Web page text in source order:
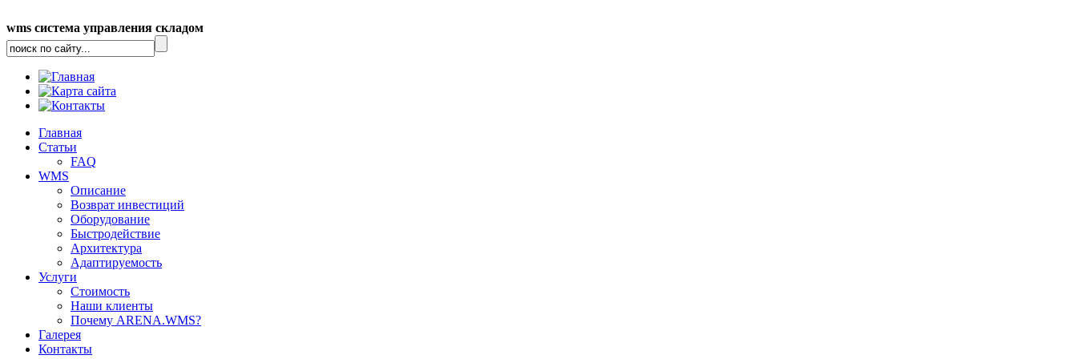
wms система управления складом
Главная
Статьи
FAQ
WMS
Описание
Возврат инвестиций
Оборудование
Быстродействие
Архитектура
Адаптируемость
Услуги
Стоимость
Наши клиенты
Почему ARENA.WMS?
Галерея
Контакты